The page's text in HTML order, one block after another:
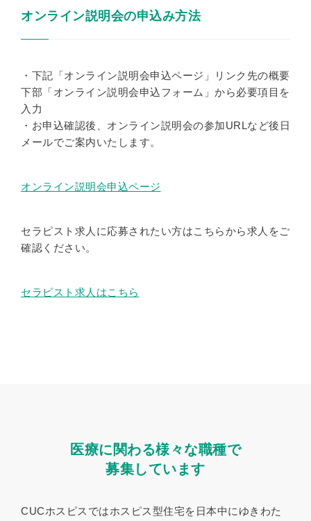
オンライン説明会の申込み方法
・下記「オンライン説明会申込ページ」リンク先の概要
下部「オンライン説明会申込フォーム」から必要項目を
入力
・お申込確認後、オンライン説明会の参加URLなど後日
メールでご案内いたします。
オンライン説明会申込ページ
セラピスト求人に応募されたい方はこちらから求人をご
確認ください。
セラピスト求人はこちら
医療に関わる様々な職種で
募集しています
CUCホスピスではホスピス型住宅を日本中にゆきわた